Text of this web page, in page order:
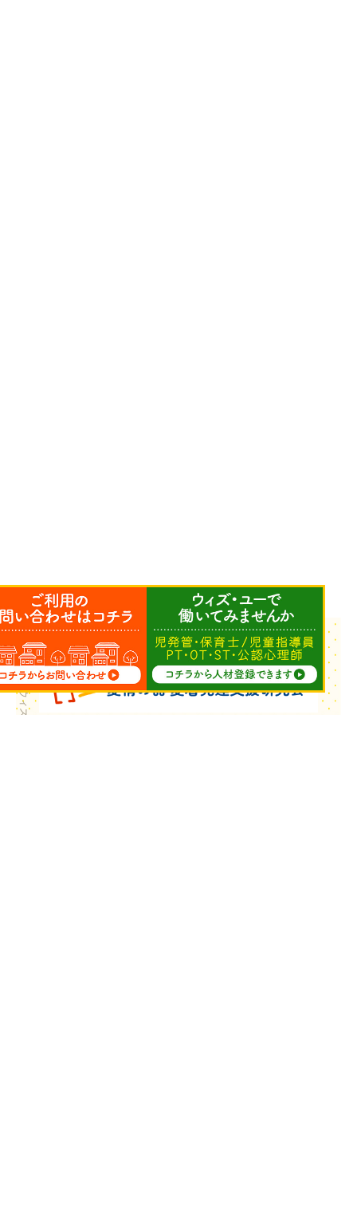
Copyright © ウィズ・ユー All Rights Reserved.